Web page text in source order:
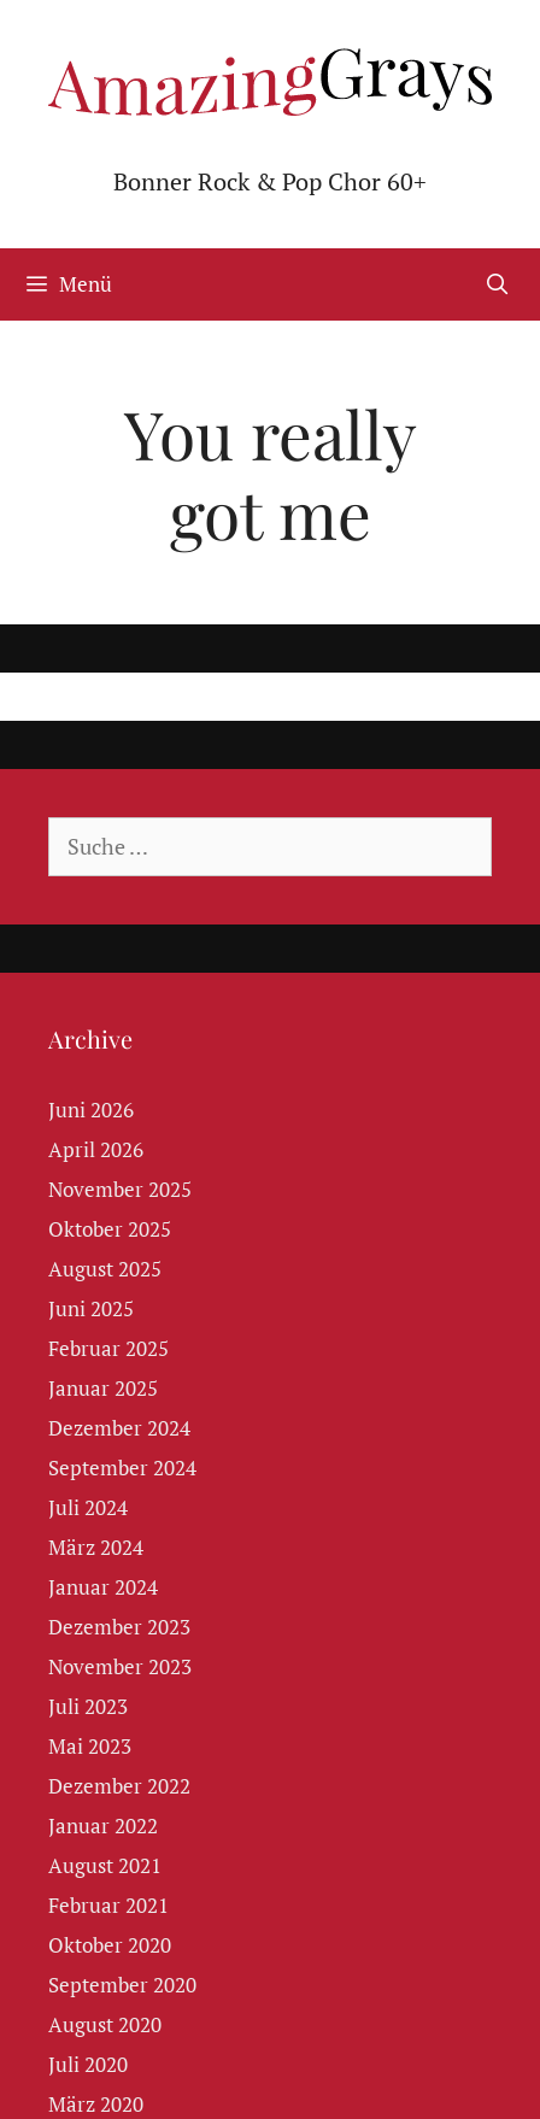
springen
Bonner Rock & Pop Chor 60+
Menü
You really
got me
Suche
Archive
Juni 2026
April 2026
November 2025
Oktober 2025
August 2025
Juni 2025
Februar 2025
Januar 2025
Dezember 2024
September 2024
Juli 2024
März 2024
Januar 2024
Dezember 2023
November 2023
Juli 2023
Mai 2023
Dezember 2022
Januar 2022
August 2021
Februar 2021
Oktober 2020
September 2020
August 2020
Juli 2020
März 2020